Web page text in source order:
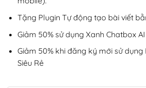
Tặng Plugin Tự động tạo bài viết
Giảm 50% sử dụng Xanh Chatbox
Giảm 50% khi đăng ký mới sử dụng
Siêu Rẻ